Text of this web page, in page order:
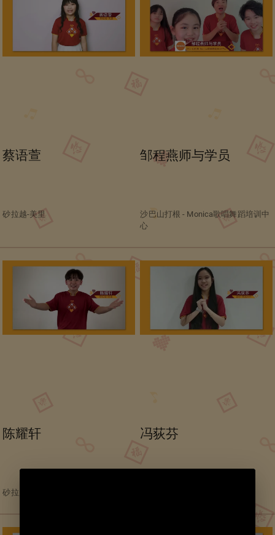
蔡语萱
砂拉越-美里
邹程燕师与学员
沙巴山打根 - Monica歌唱舞蹈培训中
心
陈耀轩
砂拉越-古晋
冯荻芬